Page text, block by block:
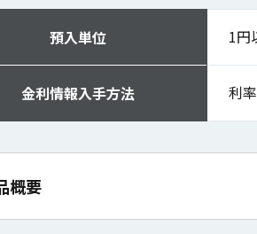
預入単位 1円
金利情報入手方法 利
概要